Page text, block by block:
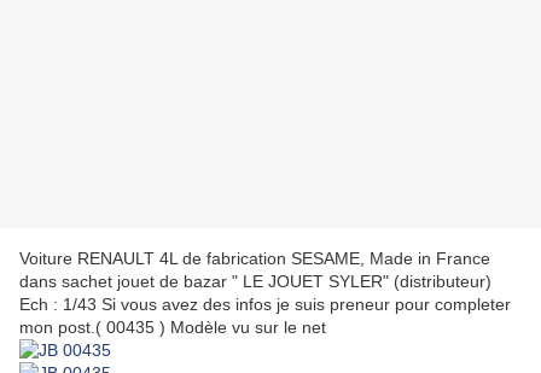
Voiture RENAULT 4L de fabrication SESAME, Made in France
dans sachet jouet de bazar " LE JOUET SYLER" (distributeur)
Ech : 1/43 Si vous avez des infos je suis preneur pour completer
mon post.( 00435 ) Modèle vu sur le net